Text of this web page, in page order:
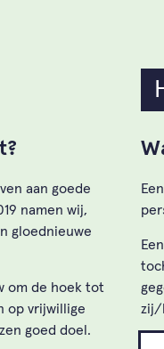
aan goede
namen wij,
gloednieuwe
om de hoek tot
op vrijwillige
goed doel.
zij/